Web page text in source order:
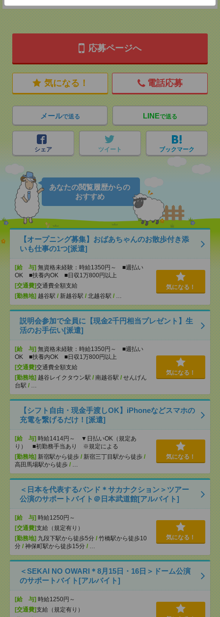
応募ページへ
気になる！ 電話応募
メールで送る LINEで送る
シェア ツイート ブックマーク
あなたの閲覧履歴からの
おすすめ
【オープニング募集】おばあちゃんのお散歩付き添
いも仕事の1つ[派遣]
[給 与] 無資格未経験：時給1350円～ ■週払い
OK ■扶養内OK ■日収1万800円以上
[交通費]交通費全額支給
[勤務地] 越谷駅 / 新越谷駅 / 北越谷駅 / …
気になる！
説明会参加で全員に【現金2千円相当プレゼント】生
活のお手伝い[派遣]
[給 与] 無資格未経験：時給1350円～ ■週払い
OK ■扶養内OK ■日収1万800円以上
[交通費]交通費全額支給
[勤務地] 越谷レイクタウン駅 / 南越谷駅 / せんげん
台駅 / …
気になる！
【シフト自由・現金手渡しOK】iPhoneなどスマホの
充電を繋げるだけ！[派遣]
[給 与] 時給1414円～ ▼日払いOK（規定あ
り） ■初勤務手当あり ※規定による
[勤務地] 新宿駅から徒歩 / 新宿三丁目駅から徒歩 /
高田馬場駅から徒歩 / …
気になる！
＜日本を代表するバンド＊サカナクション＞ツアー
公演のサポートバイト＠日本武道館[アルバイト]
[給 与] 時給1250円～
[交通費]支給（規定有り）
[勤務地] 九段下駅から徒歩5分 / 竹橋駅から徒歩10
分 / 神保町駅から徒歩15分 / …
気になる！
＜SEKAI NO OWARI＊8月15日・16日＞ドーム公演
のサポートバイト[アルバイト]
[給 与] 時給1250円～
[交通費]支給（規定有り）